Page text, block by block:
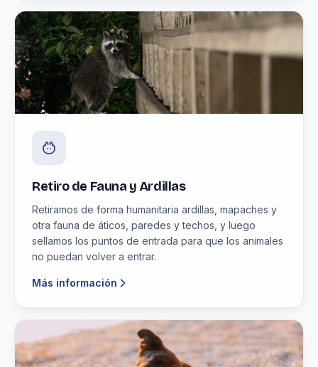
Retiro de Fauna y Ardillas
Retiramos de forma humanitaria ardillas, mapaches y
otra fauna de áticos, paredes y techos, y luego
sellamos los puntos de entrada para que los animales
no puedan volver a entrar.
Más información